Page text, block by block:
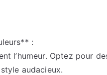
:
l’humeur. Optez pour
audacieux.